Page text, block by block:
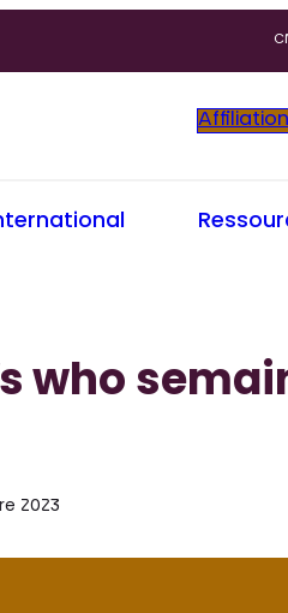
Affiliation
who
2023